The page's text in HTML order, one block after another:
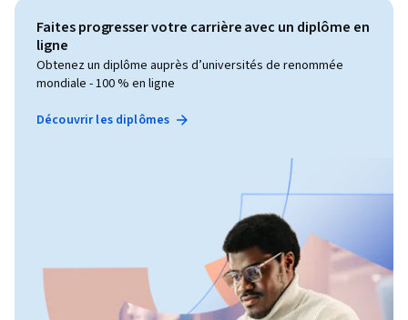
Faites progresser votre carrière avec un diplôme en
ligne
Obtenez un diplôme auprès d’universités de renommée
mondiale - 100 % en ligne
Découvrir les diplômes